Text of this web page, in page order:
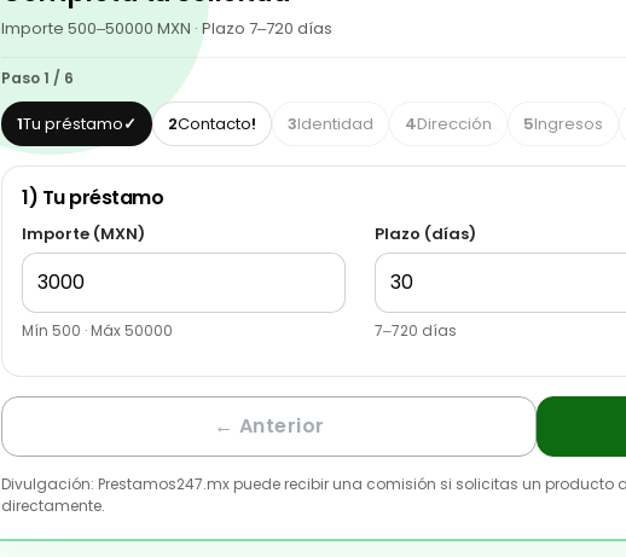
Importe 500–50000 MXN · Plazo 7–720 días
Paso1 / 6
1Tu préstamo✓ 2Contacto! 3Identidad 4Dirección 5Ingresos
1) Tu préstamo
Importe (MXN)
Mín 500 · Máx 50000
Plazo (días)
7–720 días
← Anterior
Divulgación: Prestamos247.mx puede recibir una comisión si solicitas un
directamente.